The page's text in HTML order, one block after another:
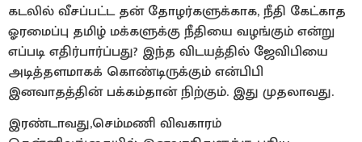
கடலில் வீசப்பட்ட தன் தோழர்களுக்காக, நீதி கேட்காத
ஓரமைப்பு தமிழ் மக்களுக்கு நீதியை வழங்கும் என்று
எப்படி எதிர்பார்ப்பது? இந்த விடயத்தில் ஜேவிபியை
அடித்தளமாகக் கொண்டிருக்கும் என்பிபி
இனவாதத்தின் பக்கம்தான் நிற்கும். இது முதலாவது.
இரண்டாவது,செம்மணி விவகாரம்